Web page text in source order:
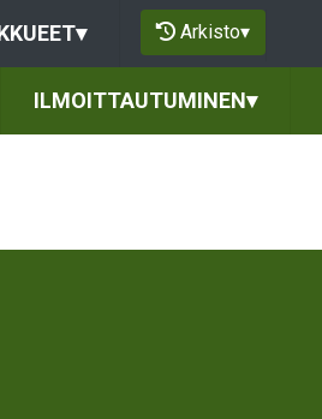
▾ Arkisto▾
ILMOITTAUTUMINEN▾